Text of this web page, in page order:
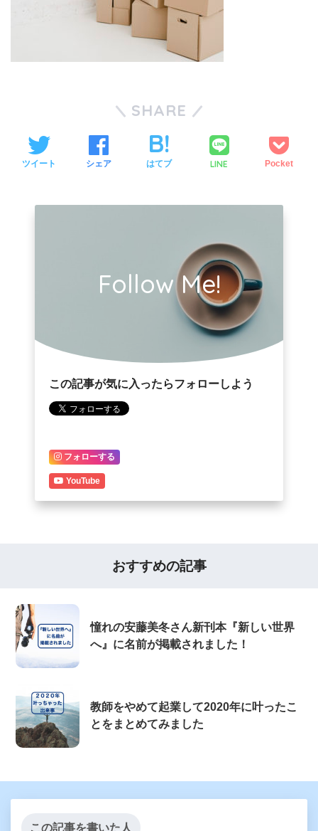
SHARE
ツイート シェア はてブ LINE Pocket
Follow Me!
この記事が気に入ったらフォローしよう
フォローする
YouTube
おすすめの記事
憧れの安藤美冬さん新刊本『新しい世界
へ』に名前が掲載されました！
教師をやめて起業して2020年に叶ったこ
とをまとめてみました
この記事を書いた人